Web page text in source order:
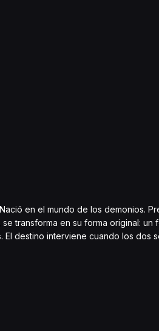
en el mundo de los demonios.
transforma en su forma original: un
destino interviene cuando los dos